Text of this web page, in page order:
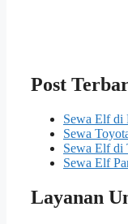
Post
Sewa Elf di
Sewa
Sewa Elf di
Sewa Elf
Layanan